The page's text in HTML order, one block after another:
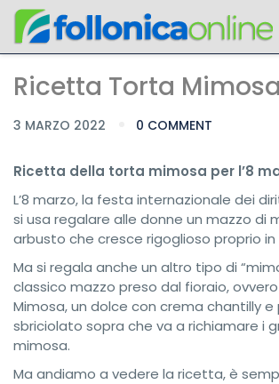
Ricetta Torta Mimosa
3 MARZO 2022 0 COMMENT
Ricetta della torta mimosa per l’8
L’8 marzo, la festa internazionale dei
si usa regalare alle donne un mazzo di
arbusto che cresce rigoglioso proprio
Ma si regala anche un altro tipo di
classico mazzo preso dal fioraio,
Mimosa, un dolce con crema chantilly
sbriciolato sopra che va a richiamare i
mimosa.
Ma andiamo a vedere la ricetta, è